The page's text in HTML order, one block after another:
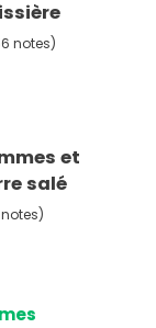
notes)
et
salé
notes)